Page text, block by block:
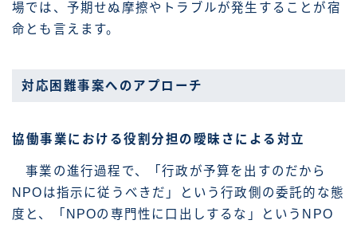
場では、予期せぬ摩擦やトラブルが発生することが宿
命とも言えます。
対応困難事案へのアプローチ
協働事業における役割分担の曖昧さによる対立
事業の進行過程で、「行政が予算を出すのだから
NPOは指示に従うべきだ」という行政側の委託的な態
度と、「NPOの専門性に口出しするな」というNPO